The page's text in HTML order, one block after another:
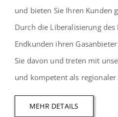
und bieten Sie Ihren Kunden
Durch die Liberalisierung des
Endkunden ihren
Sie davon und treten mit
und kompetent als regionaler
MEHR DETAILS